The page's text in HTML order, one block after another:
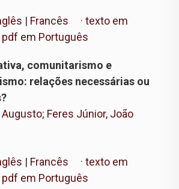
| Francês · texto em
pdf em Português
comunitarismo e
relações necessárias ou
Augusto; Feres Júnior, João
| Francês · texto em
pdf em Português